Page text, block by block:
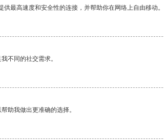
最高速度和安全性的连接，并帮助你在网络上自由移动。
不同的社交需求。
助我做出更准确的选择。